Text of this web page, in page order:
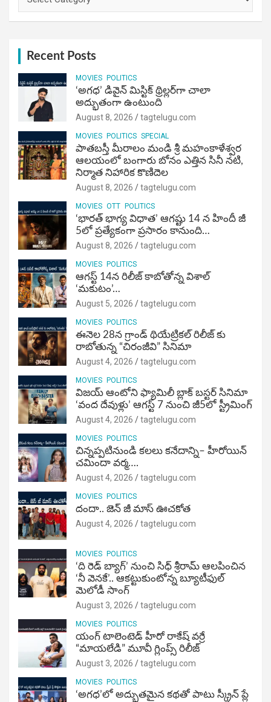
Recent Posts
MOVIES POLITICS
‘అగధ’ డివైన్ మిస్టిక్ థ్రిల్లర్‌గా చాలా
అద్భుతంగా ఉంటుంది
August 8, 2026 tagtelugu.com
MOVIES POLITICS SPECIAL
పాతబస్తీ మీరాలం మండి శ్రీ మహంకాళేశ్వర
ఆలయంలో బంగారు బోనం ఎత్తిన సినీ నటి,
నిర్మాత నిహారిక కొణిదెల
August 8, 2026 tagtelugu.com
MOVIES OTT POLITICS
‘భారత్ భాగ్య విధాత’ ఆగష్టు 14 న హిందీ జీ
5లో ప్రత్యేకంగా ప్రసారం కానుంది…
August 8, 2026 tagtelugu.com
MOVIES POLITICS
ఆగస్ట్ 14న రిలీజ్ కాబోతోన్న విశాల్
‘మకుటం’…
August 5, 2026 tagtelugu.com
MOVIES POLITICS
ఈనెల 28న గ్రాండ్ థియేట్రికల్ రిలీజ్ కు
రాబోతున్న “చిరంజీవి” సినిమా
August 4, 2026 tagtelugu.com
MOVIES POLITICS
విజ‌య్ ఆంటోని ఫ్యామిలీ బ్లాక్ బ‌స్ట‌ర్‌ సినిమా
‘వంద దేవుళ్లు’ ఆగస్ట్ 7 నుంచి జీ5లో స్ట్రీమింగ్
August 4, 2026 tagtelugu.com
MOVIES POLITICS
చిన్నప్పటినుండి కలలు కనేదాన్ని– హీరోయిన్‌
చమిందా వర్మ….
August 4, 2026 tagtelugu.com
MOVIES POLITICS
దందా.. జెన్ జీ మాస్ ఊచకోత
August 4, 2026 tagtelugu.com
MOVIES POLITICS
‘ది రెడ్ బ్యాగ్’ నుంచి సిధ్ శ్రీరామ్ ఆలపించిన
‘నీ వెనకే’.. ఆకట్టుకుంటోన్న బ్యూటీఫుల్
మెలోడీ సాంగ్
August 3, 2026 tagtelugu.com
MOVIES POLITICS
యంగ్ టాలెంటెడ్ హీరో రాకేష్ వర్రే
“మాయలేడి” మూవీ గ్లింప్స్ రిలీజ్
August 3, 2026 tagtelugu.com
MOVIES POLITICS
‘అగధ’లో అద్భుతమైన కథతో పాటు స్క్రీన్ ప్లే